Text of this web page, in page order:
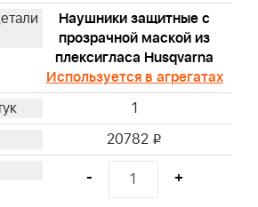
Hаушники защитные с
прозрачной маской из
плексигласа Husqvarna
Используется в агрегатах
1
20782 i
- +